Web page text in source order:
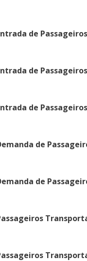
de
de
de
de
de